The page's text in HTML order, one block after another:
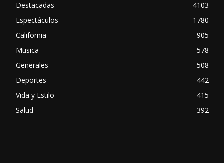
Destacadas
4103
Espectáculos
1780
California
905
Musica
578
Generales
508
Deportes
442
Vida y Estilo
415
Salud
392